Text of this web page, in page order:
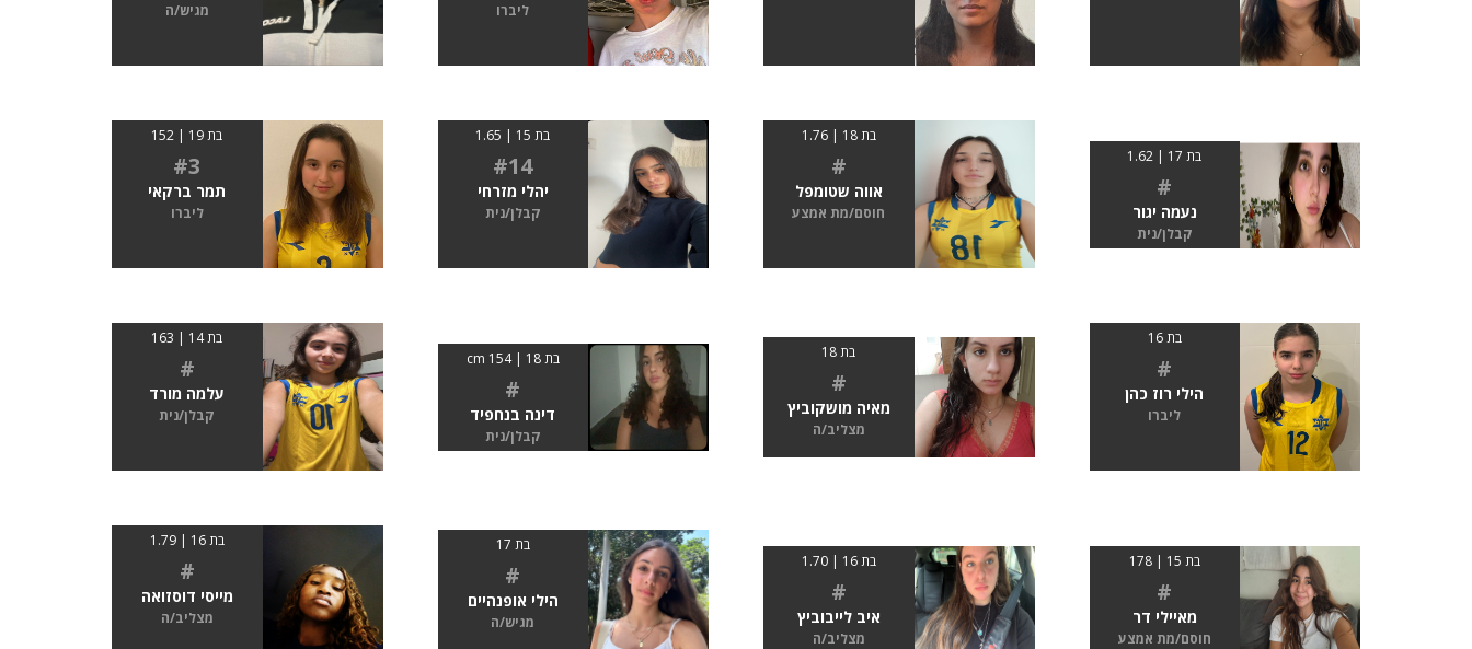
ליברו מגיש/ה
בת 17 | 1.62
#
נעמה יגור
קבלן/נית
בת 18 | 1.76
#
אווה שטומפל
חוסם/מת אמצע
בת 15 | 1.65
#14
יהלי מזרחי
קבלן/נית
בת 19 | 152
#3
תמר ברקאי
ליברו
בת 16
#
הילי רוז כהן
ליברו
בת 18
#
מאיה מושקוביץ
מצליב/ה
בת 18 | 154 cm
#
דינה בנחפיד
קבלן/נית
בת 14 | 163
#
עלמה מורד
קבלן/נית
בת 15 | 178
#
מאיילי דר
חוסם/מת אמצע
בת 16 | 1.70
#
איב לייבוביץ
מצליב/ה
בת 17
#
הילי אופנהיים
מגיש/ה
בת 16 | 1.79
#
מייסי דוסזואה
מצליב/ה